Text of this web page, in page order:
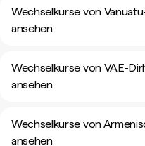
Wechselkurse von
ansehen
Wechselkurse von VAE-
ansehen
Wechselkurse von
ansehen